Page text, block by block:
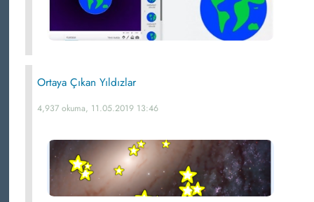
Ortaya Çıkan Yıldızlar
4,937 okuma, 11.05.2019 13:46